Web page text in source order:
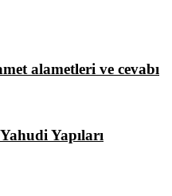
alametleri ve cevabı
Yapıları